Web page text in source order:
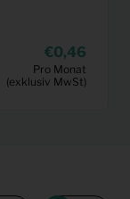
0,46
Pro Monat
(exklusiv MwSt)